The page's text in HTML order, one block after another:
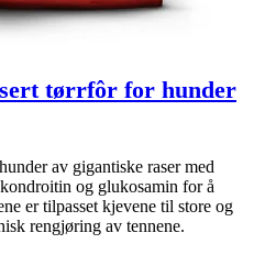
tørrfôr for hunder
av gigantiske raser med
og glukosamin for å
er tilpasset kjevene til store og
rengjøring av tennene.